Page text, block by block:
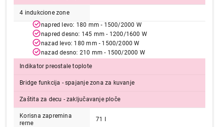
4 indukcione zone
napred levo: 180 mm - 1500/2000 W
napred desno: 145 mm - 1200/1600 W
nazad levo: 180 mm - 1500/2000 W
nazad desno: 210 mm - 1500/2000 W
Indikator preostale toplote
Bridge funkcija - spajanje zona za kuvanje
Zaštita za decu - zaključavanje ploče
Korisna zapremina
rerne
71 l